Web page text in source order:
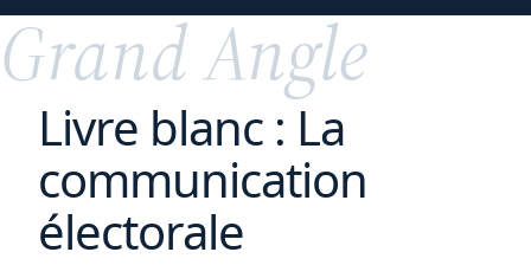
Grand Angle
Livre blanc : La
communication
électorale